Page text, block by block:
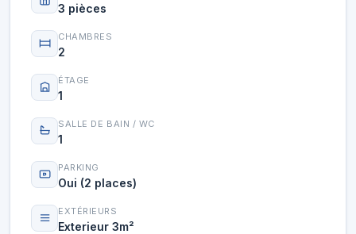
3 pièces
CHAMBRES
2
ÉTAGE
1
SALLE DE BAIN / WC
1
PARKING
Oui (2 places)
EXTÉRIEURS
Exterieur 3m²